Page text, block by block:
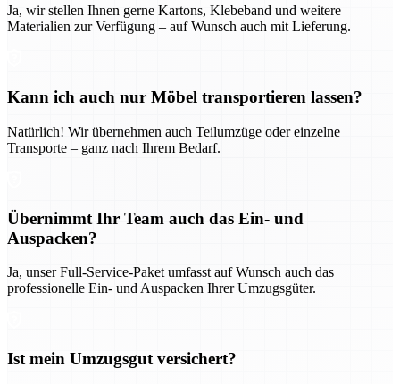
Ja, wir stellen Ihnen gerne Kartons, Klebeband und weitere
Materialien zur Verfügung – auf Wunsch auch mit Lieferung.
Kann ich auch nur Möbel transportieren lassen?
Natürlich! Wir übernehmen auch Teilumzüge oder einzelne
Transporte – ganz nach Ihrem Bedarf.
Übernimmt Ihr Team auch das Ein- und
Auspacken?
Ja, unser Full-Service-Paket umfasst auf Wunsch auch das
professionelle Ein- und Auspacken Ihrer Umzugsgüter.
Ist mein Umzugsgut versichert?